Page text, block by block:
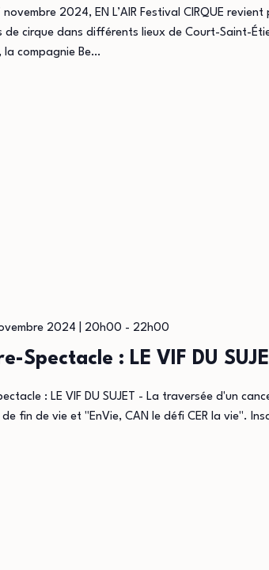
novembre 2024, EN L’AIR Festival CIRQUE
de cirque dans différents lieux de Court-Saint-
la compagnie Be…
Spectacle : LE VIF DU
2024 | 20h00 - 22h00
: LE VIF DU SUJET - La traversée d'un
de fin de vie et "EnVie, CAN le défi CER la vie".